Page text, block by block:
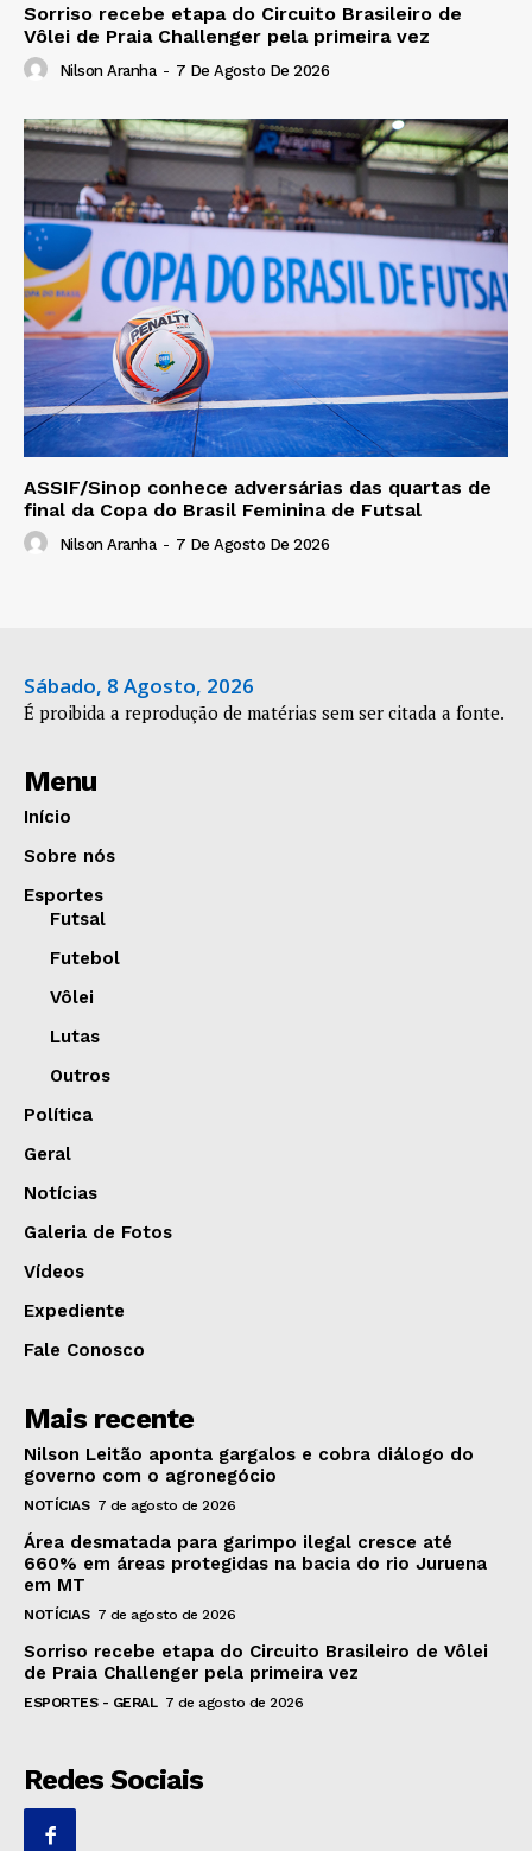
Sorriso recebe etapa do Circuito Brasileiro de
Vôlei de Praia Challenger pela primeira vez
Nilson Aranha - 7 De Agosto De 2026
ASSIF/Sinop conhece adversárias das quartas de
final da Copa do Brasil Feminina de Futsal
Nilson Aranha - 7 De Agosto De 2026
Sábado, 8 Agosto, 2026
É proibida a reprodução de matérias sem ser citada a fonte.
Menu
Início
Sobre nós
Esportes
Futsal
Futebol
Vôlei
Lutas
Outros
Política
Geral
Notícias
Galeria de Fotos
Vídeos
Expediente
Fale Conosco
Mais recente
Nilson Leitão aponta gargalos e cobra diálogo do
governo com o agronegócio
NOTÍCIAS 7 de agosto de 2026
Área desmatada para garimpo ilegal cresce até
660% em áreas protegidas na bacia do rio Juruena
em MT
NOTÍCIAS 7 de agosto de 2026
Sorriso recebe etapa do Circuito Brasileiro de Vôlei
de Praia Challenger pela primeira vez
ESPORTES - GERAL 7 de agosto de 2026
Redes Sociais